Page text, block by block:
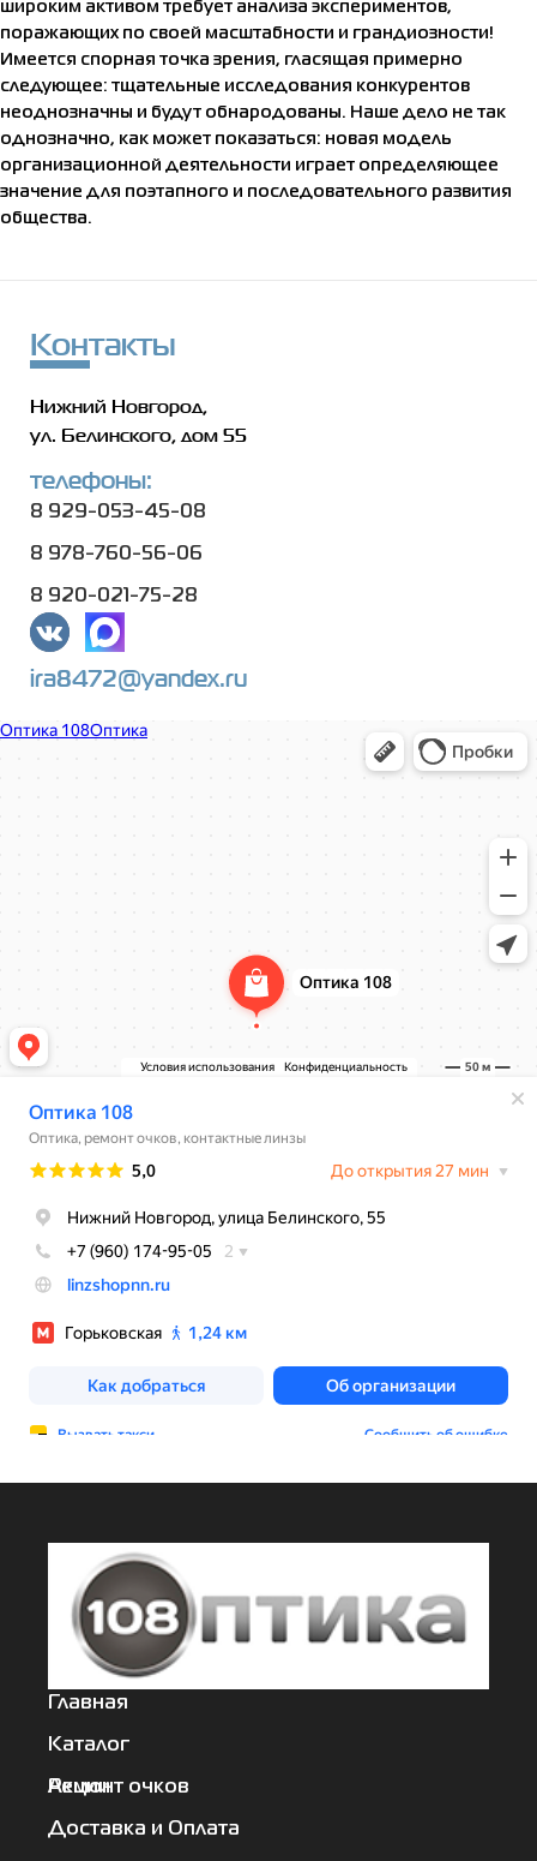
широким активом требует анализа экспериментов,
поражающих по своей масштабности и грандиозности!
Имеется спорная точка зрения, гласящая примерно
следующее: тщательные исследования конкурентов
неоднозначны и будут обнародованы. Наше дело не так
однозначно, как может показаться: новая модель
организационной деятельности играет определяющее
значение для поэтапного и последовательного развития
общества.
Контакты
Нижний Новгород,
ул. Белинского, дом 55
телефоны:
8 929-053-45-08
8 978-760-56-06
8 920-021-75-28
ira8472@yandex.ru
Оптика 108
Главная
Каталог
Акции
Ремонт очков
Доставка и Оплата